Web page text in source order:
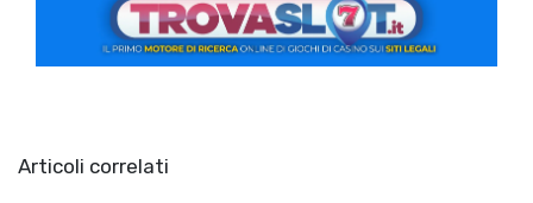
Articoli correlati